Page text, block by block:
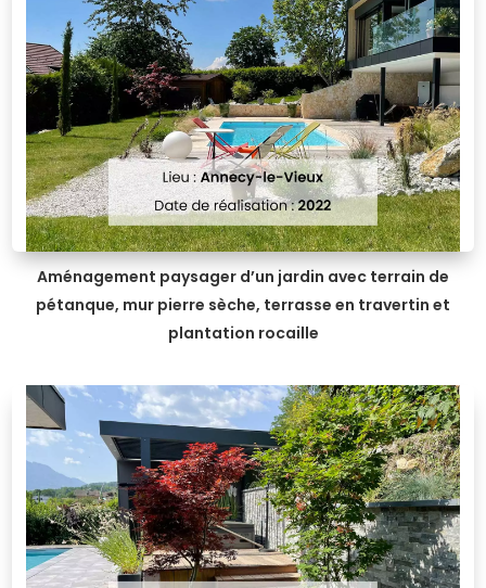
Aménagement paysager d’un jardin avec terrain de
pétanque, mur pierre sèche, terrasse en travertin et
plantation rocaille